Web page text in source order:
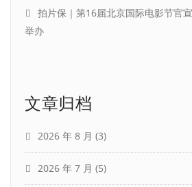
拍片保｜第16届北京国际电影节官
举办
文章归档
2026 年 8 月 (3)
2026 年 7 月 (5)